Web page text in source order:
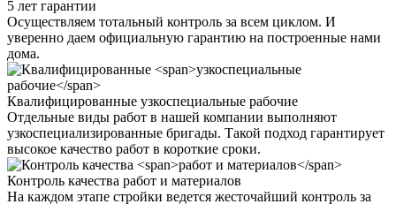
5 лет гарантии
Осуществляем тотальный контроль за всем циклом. И
уверенно даем официальную гарантию на построенные нами
дома.
Квалифицированные узкоспециальные рабочие
Отдельные виды работ в нашей компании выполняют
узкоспециализированные бригады. Такой подход гарантирует
высокое качество работ в короткие сроки.
Контроль качества работ и материалов
На каждом этапе стройки ведется жесточайший контроль за